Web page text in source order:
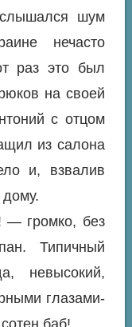
шум
нечасто
раз это был
на своей
с отцом
из салона
и, взвалив
— громко, без
Типичный
невысокий,
глазами-
баб!